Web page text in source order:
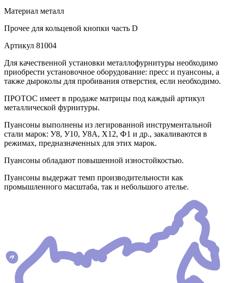
Материал металл
Прочее для кольцевой кнопки часть D
Артикул 81004
Для качественной установки металлофурнитуры необходимо
приобрести установочное оборудование: пресс и пуансоны, а
также дыроколы для пробивания отверстия, если необходимо.
ПРОТОС имеет в продаже матрицы под каждый артикул
металлической фурнитуры.
Пуансоны выполнены из легированной инструментальной
стали марок: У8, У10, У8А, Х12, Ф1 и др., закаливаются в
режимах, предназначенных для этих марок.
Пуансоны обладают повышенной изностойкостью.
Пуансоны выдержат темп производительности как
промышленного масштаба, так и небольшого ателье.